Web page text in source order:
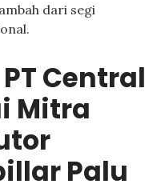
dari segi
Central
Mitra
Palu